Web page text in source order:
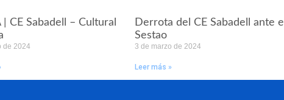
| CE Sabadell – Cultural
de 2024
Derrota del CE Sabadell ante el
Sestao
3 de marzo de 2024
Leer más »